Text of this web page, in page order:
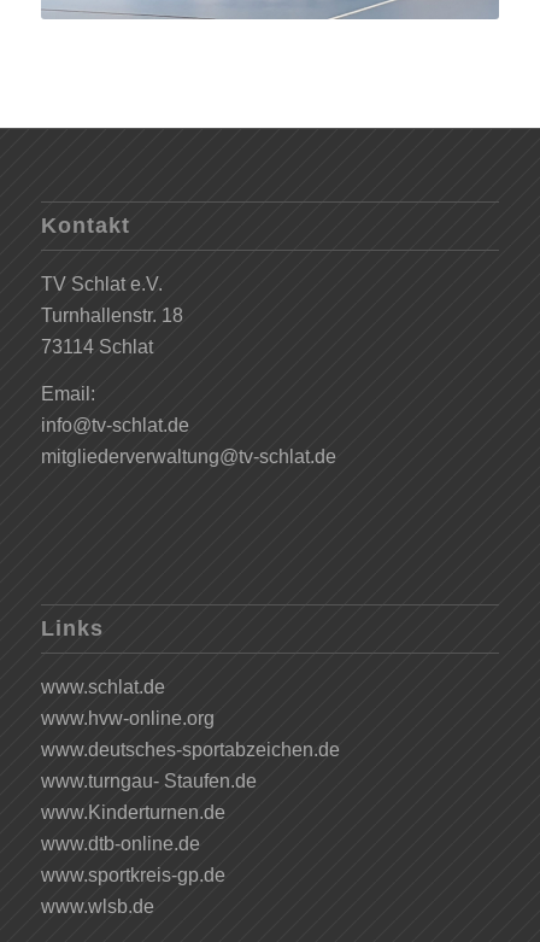
Kontakt
TV Schlat e.V.
Turnhallenstr. 18
73114 Schlat
Email:
info@tv-schlat.de
mitgliederverwaltung@tv-schlat.de
Links
www.schlat.de
www.hvw-online.org
www.deutsches-sportabzeichen.de
www.turngau- Staufen.de
www.Kinderturnen.de
www.dtb-online.de
www.sportkreis-gp.de
www.wlsb.de